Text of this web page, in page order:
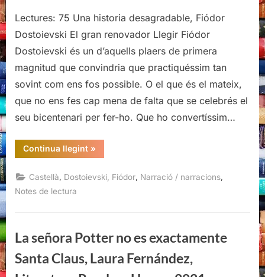
Lectures: 75 Una historia desagradable, Fiódor
Dostoievski El gran renovador Llegir Fiódor
Dostoievski és un d’aquells plaers de primera
magnitud que convindria que practiquéssim tan
sovint com ens fos possible. O el que és el mateix,
que no ens fes cap mena de falta que se celebrés el
seu bicentenari per fer-ho. Que ho convertíssim…
Continua llegint“Una
historia
Fiódor
Dostoievski,
»
Castellà Dostoievski, Fiódor Narració / narracions
Notes de lectura
La señora Potter no es exactamente
Santa Claus, Laura Fernández,